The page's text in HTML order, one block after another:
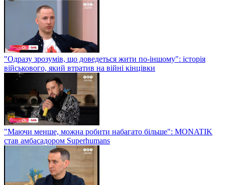
"Одразу зрозумів, що доведеться жити по-іншому": історія
військового, який втратив на війні кінцівки
"Маючи менше, можна робити набагато більше": MONATIK
став амбасадором Superhumans